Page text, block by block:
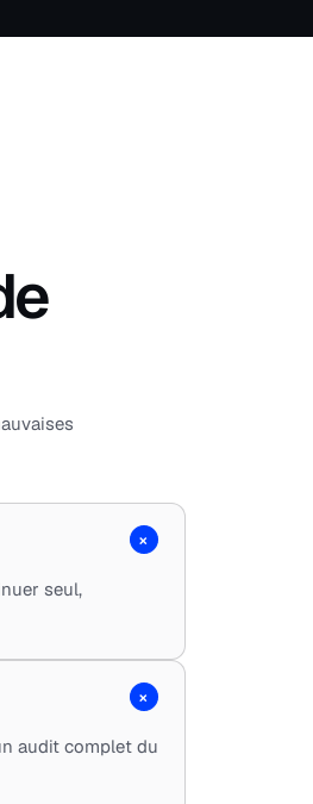
+
seul,
+
audit complet du